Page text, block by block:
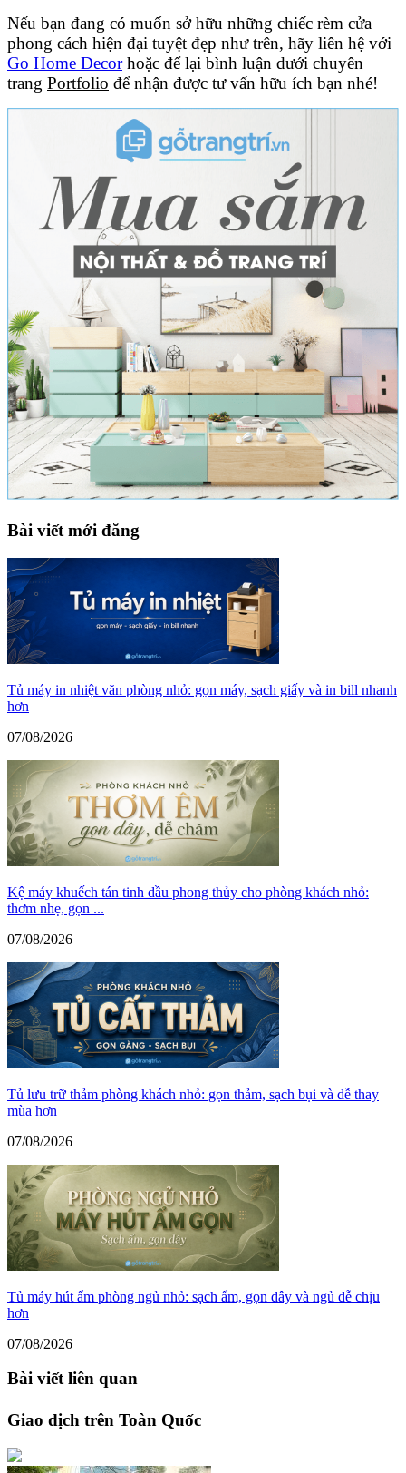
Nếu bạn đang có muốn sở hữu những chiếc rèm cửa
phong cách hiện đại tuyệt đẹp như trên, hãy liên hệ với
Go Home Decorhoặc để lại bình luận dưới chuyên
trang Portfolio để nhận được tư vấn hữu ích bạn nhé!
Bài viết mới đăng
Tủ máy in nhiệt văn phòng nhỏ: gọn máy, sạch giấy và in bill nhanh
hơn
07/08/2026
Kệ máy khuếch tán tinh dầu phong thủy cho phòng khách nhỏ:
thơm nhẹ, gọn ...
07/08/2026
Tủ lưu trữ thảm phòng khách nhỏ: gọn thảm, sạch bụi và dễ thay
mùa hơn
07/08/2026
Tủ máy hút ẩm phòng ngủ nhỏ: sạch ẩm, gọn dây và ngủ dễ chịu
hơn
07/08/2026
Bài viết liên quan
Giao dịch trên Toàn Quốc